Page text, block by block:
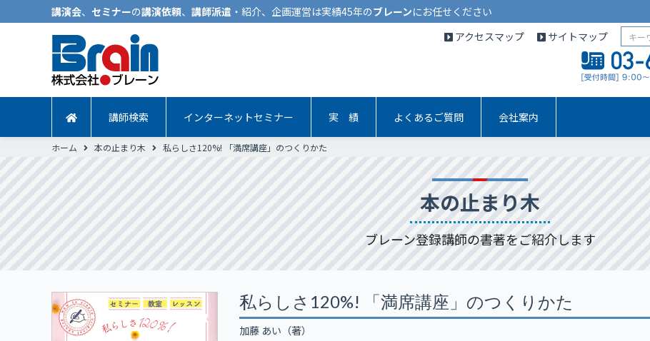
講演会、 セミナーの講演依頼、 講師派遣 ・紹介、企画運営は実績45年のブレーンにお任せください
アクセスマップ
サイトマップ
講師検索 インターネットセミナー 実 績 よくあるご質問 会社案内
ホーム 本の止まり木 私らしさ120%! 「満席講座」のつくりかた
本の止まり木
ブレーン登録講師の書著をご紹介します
私らしさ120%! 「満席講座」のつくりかた
加藤 あい （著）